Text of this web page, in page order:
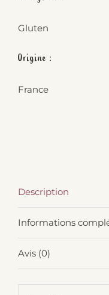
Gluten
Origine :
France
Description
Informations
Avis (0)